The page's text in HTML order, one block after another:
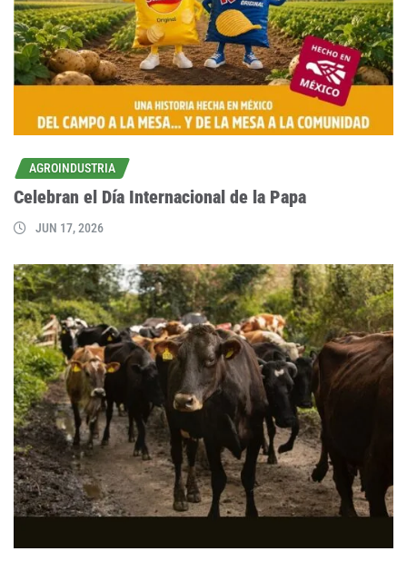
AGROINDUSTRIA
Celebran el Día Internacional de la Papa
JUN 17, 2026